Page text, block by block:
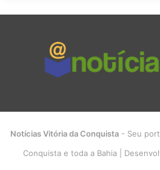
Notícias Vitória da Conquista - Seu
Conquista e toda a Bahia |